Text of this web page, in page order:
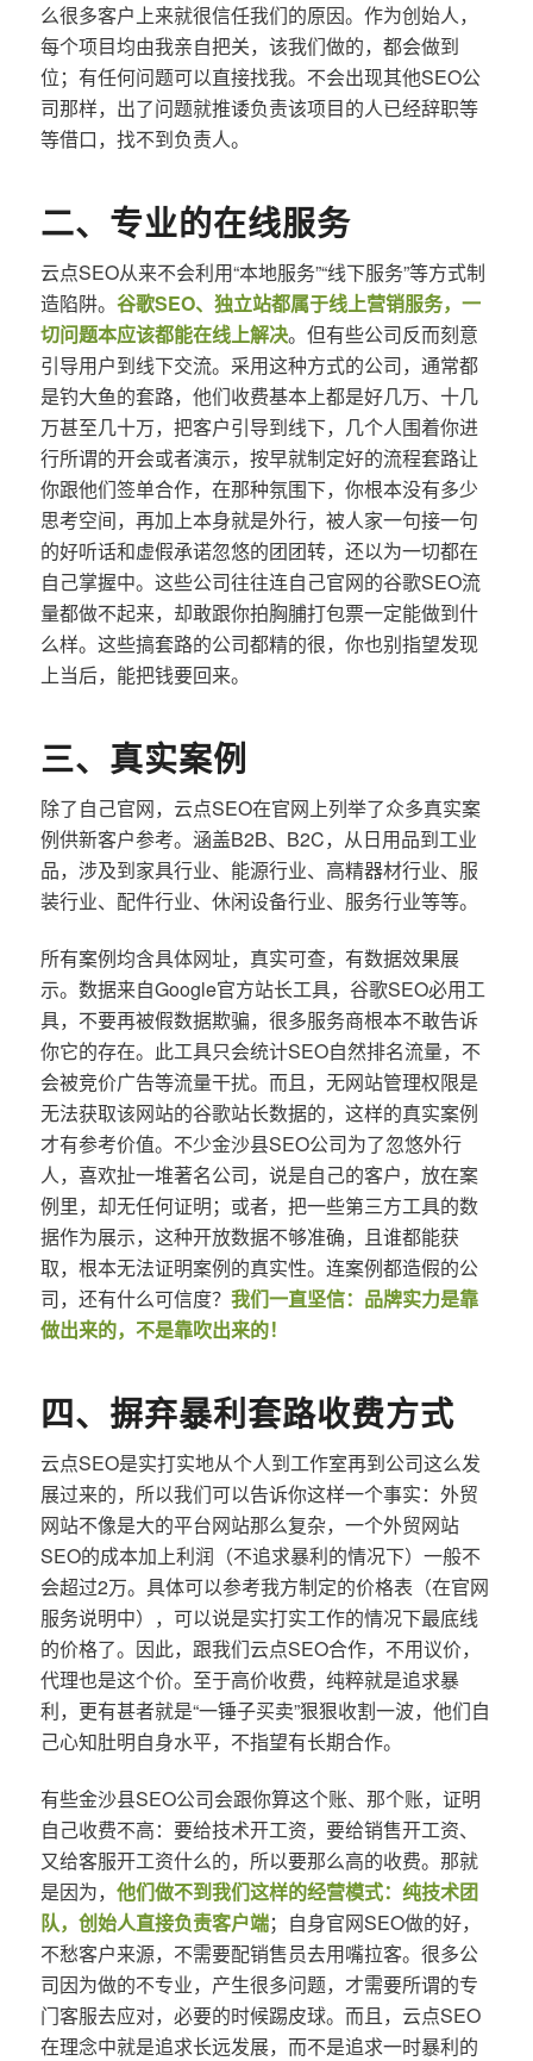
么很多客户上来就很信任我们的原因。作为创始人，
每个项目均由我亲自把关，该我们做的，都会做到
位；有任何问题可以直接找我。不会出现其他SEO公
司那样，出了问题就推诿负责该项目的人已经辞职等
等借口，找不到负责人。
二、专业的在线服务
云点SEO从来不会利用“本地服务”“线下服务”等方式制
造陷阱。 谷歌SEO、独立站都属于线上营销服务，一
切问题本应该都能在线上解决。但有些公司反而刻意
引导用户到线下交流。采用这种方式的公司，通常都
是钓大鱼的套路，他们收费基本上都是好几万、十几
万甚至几十万，把客户引导到线下，几个人围着你进
行所谓的开会或者演示，按早就制定好的流程套路让
你跟他们签单合作，在那种氛围下，你根本没有多少
思考空间，再加上本身就是外行，被人家一句接一句
的好听话和虚假承诺忽悠的团团转，还以为一切都在
自己掌握中。这些公司往往连自己官网的谷歌SEO流
量都做不起来，却敢跟你拍胸脯打包票一定能做到什
么样。这些搞套路的公司都精的很，你也别指望发现
上当后，能把钱要回来。
三、真实案例
除了自己官网，云点SEO在官网上列举了众多真实案
例供新客户参考。涵盖B2B、B2C，从日用品到工业
品，涉及到家具行业、能源行业、高精器材行业、服
装行业、配件行业、休闲设备行业、服务行业等等。
所有案例均含具体网址，真实可查，有数据效果展
示。数据来自Google官方站长工具，谷歌SEO必用工
具，不要再被假数据欺骗，很多服务商根本不敢告诉
你它的存在。此工具只会统计SEO自然排名流量，不
会被竞价广告等流量干扰。而且，无网站管理权限是
无法获取该网站的谷歌站长数据的，这样的真实案例
才有参考价值。不少金沙县SEO公司为了忽悠外行
人，喜欢扯一堆著名公司，说是自己的客户，放在案
例里，却无任何证明；或者，把一些第三方工具的数
据作为展示，这种开放数据不够准确，且谁都能获
取，根本无法证明案例的真实性。连案例都造假的公
司，还有什么可信度？ 我们一直坚信：品牌实力是靠
做出来的，不是靠吹出来的！
四、摒弃暴利套路收费方式
云点SEO是实打实地从个人到工作室再到公司这么发
展过来的，所以我们可以告诉你这样一个事实：外贸
网站不像是大的平台网站那么复杂，一个外贸网站
SEO的成本加上利润（不追求暴利的情况下）一般不
会超过2万。具体可以参考我方制定的价格表（在官网
服务说明中），可以说是实打实工作的情况下最底线
的价格了。因此，跟我们云点SEO合作，不用议价，
代理也是这个价。至于高价收费，纯粹就是追求暴
利，更有甚者就是“一锤子买卖”狠狠收割一波，他们自
己心知肚明自身水平，不指望有长期合作。
有些金沙县SEO公司会跟你算这个账、那个账，证明
自己收费不高：要给技术开工资，要给销售开工资、
又给客服开工资什么的，所以要那么高的收费。那就
是因为， 他们做不到我们这样的经营模式：纯技术团
队，创始人直接负责客户端；自身官网SEO做的好，
不愁客户来源，不需要配销售员去用嘴拉客。很多公
司因为做的不专业，产生很多问题，才需要所谓的专
门客服去应对，必要的时候踢皮球。而且，云点SEO
在理念中就是追求长远发展，而不是追求一时暴利的